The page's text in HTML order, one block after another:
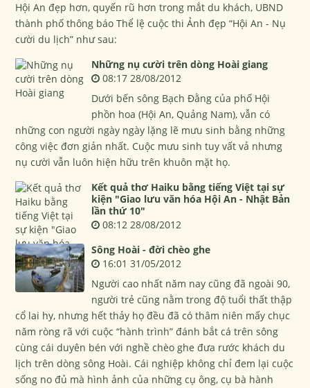
Hội An đẹp hơn, quyến rũ hơn trong mắt du khách, UBND
thành phố thông báo Thể lệ cuộc thi Ảnh đẹp “Hội An - Nụ
cười du lịch” như sau:
Những nụ cười trên dòng Hoài giang
08:17 28/08/2012
Dưới bến sông Bạch Đằng của phố Hội
phồn hoa (Hội An, Quảng Nam), vẫn có
những con người ngày ngày lặng lẽ mưu sinh bằng những
công việc đơn giản nhất. Cuộc mưu sinh tuy vất vả nhưng
nụ cười vẫn luôn hiện hữu trên khuôn mặt họ.
Kết quả thơ Haiku bằng tiếng Việt tại sự
kiện "Giao lưu văn hóa Hội An - Nhật Bản
lần thứ 10"
08:12 28/08/2012
Sông Hoài - đời chèo ghe
16:01 31/05/2012
Người cao nhất năm nay cũng đã ngoài 90,
người trẻ cũng nằm trong độ tuổi thất thập
cổ lai hy, nhưng hết thảy họ đều đã có thâm niên mấy chục
năm ròng rã với cuộc “hành trình” đánh bắt cá trên sông
cùng cái duyên bén với nghề chèo ghe đưa rước khách du
lịch trên dòng sông Hoài. Cái nghiệp không chỉ đem lại cuộc
sống no đủ mà hình ảnh của những cụ ông, cụ bà hành